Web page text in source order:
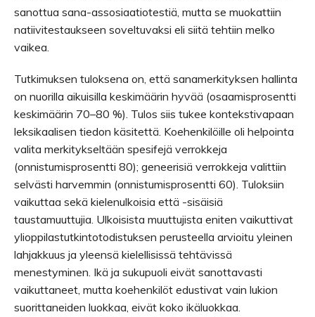
sanottua sana-assosiaatiotestiä, mutta se muokattiin
natiivitestaukseen soveltuvaksi eli siitä tehtiin melko
vaikea.
Tutkimuksen tuloksena on, että sanamerkityksen hallinta
on nuorilla aikuisilla keskimäärin hyvää (osaamisprosentti
keskimäärin 70–80 %). Tulos siis tukee kontekstivapaan
leksikaalisen tiedon käsitettä. Koehenkilöille oli helpointa
valita merkitykseltään spesifejä verrokkeja
(onnistumisprosentti 80); geneerisiä verrokkeja valittiin
selvästi harvemmin (onnistumisprosentti 60). Tuloksiin
vaikuttaa sekä kielenulkoisia että -sisäisiä
taustamuuttujia. Ulkoisista muuttujista eniten vaikuttivat
ylioppilastutkintotodistuksen perusteella arvioitu yleinen
lahjakkuus ja yleensä kielellisissä tehtävissä
menestyminen. Ikä ja sukupuoli eivät sanottavasti
vaikuttaneet, mutta koehenkilöt edustivat vain lukion
suorittaneiden luokkaa, eivät koko ikäluokkaa.